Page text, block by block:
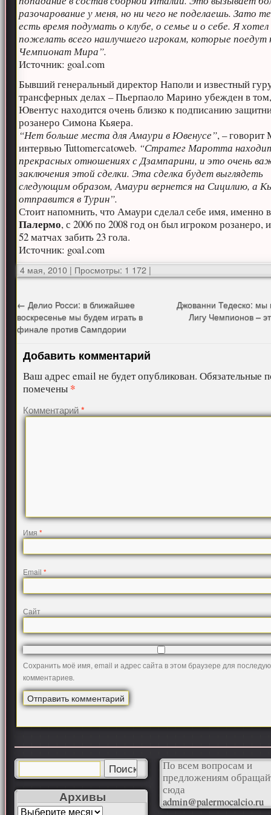
разочарование у меня, но ни чего не поделаешь. Зато
есть время подумать о клубе, о семье и о себе. Я
пожелать всего наилучшего игрокам, которые поедут
Чемпионат Мира”.
Источник: goal.com
Бывший генеральный директор Наполи и известный
трансферных делах – Пьерпаоло Марино убежден в
Ювентус находится очень близко к подписанию
розанеро Симона Кьяера.
“Нет больше места для Амаури в Ювенусе”, – говорит
интервью Tuttomercatoweb. “Стратег Маротта
прекрасных отношениях с Дзампарини, и это очень
заключения этой сделки. Эта сделка будет выглядеть
следующим образом, Амаури вернется на Сицилию, а
отправится в Турин”.
Стоит напомнить, что Амаури сделал себе имя, именно
Палермо, с 2006 по 2008 год он был игроком розанеро,
52 матчах забить 23 гола.
Источник: goal.com
4 мая, 2010 | Просмотры: 1 172 |
← Делио Росси: в ближайшее
воскресенье мы будем играть в
финале против Сампдории
Джованни Тедеско: мы
Лигу Чемпионов –
Добавить комментарий
Ваш адрес email не будет опубликован. Обязательные
помечены *
Комментарий*
Имя*
Email*
Сайт
Сохранить моё имя, email и адрес сайта в этом браузере для
комментариев.
Архивы
По всем вопросам и
предложениям
сюда
admin@palermocalcio.ru